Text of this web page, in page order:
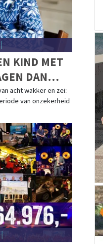
KIND MET
DAN
acht wakker en zei:
van onzekerheid